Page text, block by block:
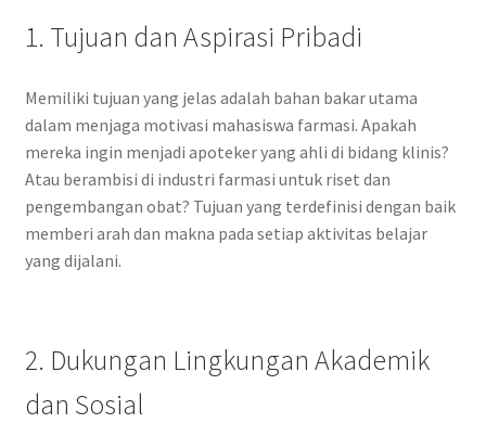
1. Tujuan dan Aspirasi Pribadi
Memiliki tujuan yang jelas adalah bahan bakar utama
dalam menjaga motivasi mahasiswa farmasi. Apakah
mereka ingin menjadi apoteker yang ahli di bidang klinis?
Atau berambisi di industri farmasi untuk riset dan
pengembangan obat? Tujuan yang terdefinisi dengan baik
memberi arah dan makna pada setiap aktivitas belajar
yang dijalani.
2. Dukungan Lingkungan Akademik
dan Sosial